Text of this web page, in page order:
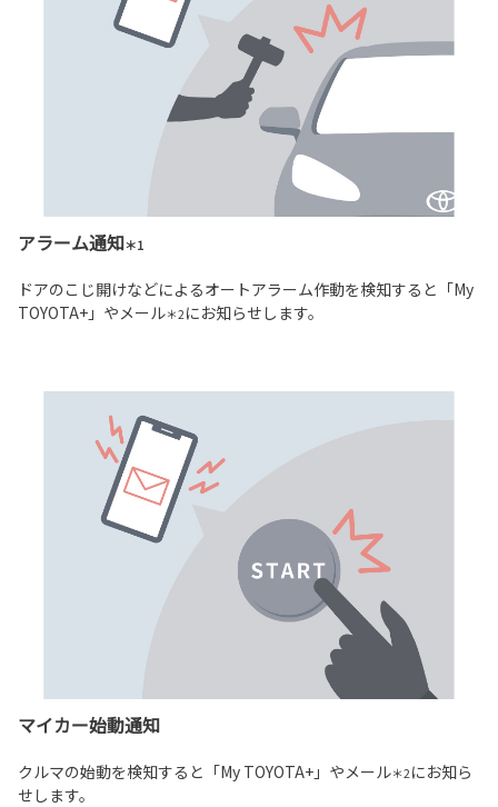
アラーム通知＊1
ドアのこじ開けなどによるオートアラーム作動を検知すると「My
TOYOTA+」やメール＊2にお知らせします。
マイカー始動通知
クルマの始動を検知すると「My TOYOTA+」やメール＊2にお知ら
せします。